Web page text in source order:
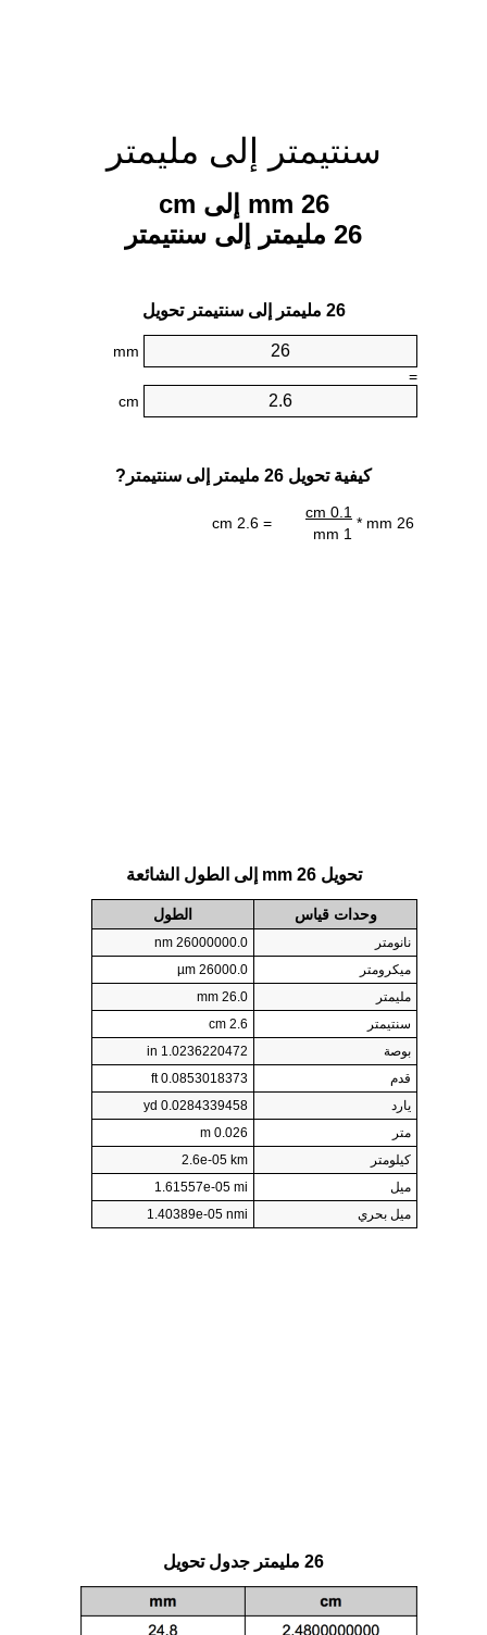
سنتيمتر إلى مليمتر
26 mm إلى cm
26 مليمتر إلى سنتيمتر
26 مليمتر إلى سنتيمتر تحويل
mm
=
cm
كيفية تحويل 26 مليمتر إلى سنتيمتر?
26 mm *
0.1 cm
= 2.6 cm
1 mm
تحويل 26 mm إلى الطول الشائعة
وحدات قياس الطول
نانومتر
26000000.0 nm
ميكرومتر
26000.0 µm
مليمتر
26.0 mm
سنتيمتر
2.6 cm
بوصة
1.0236220472 in
قدم
0.0853018373 ft
يارد
0.0284339458 yd
متر
0.026 m
كيلومتر
2.6e-05 km
ميل
1.61557e-05 mi
ميل بحري
1.40389e-05 nmi
26 مليمتر جدول تحويل